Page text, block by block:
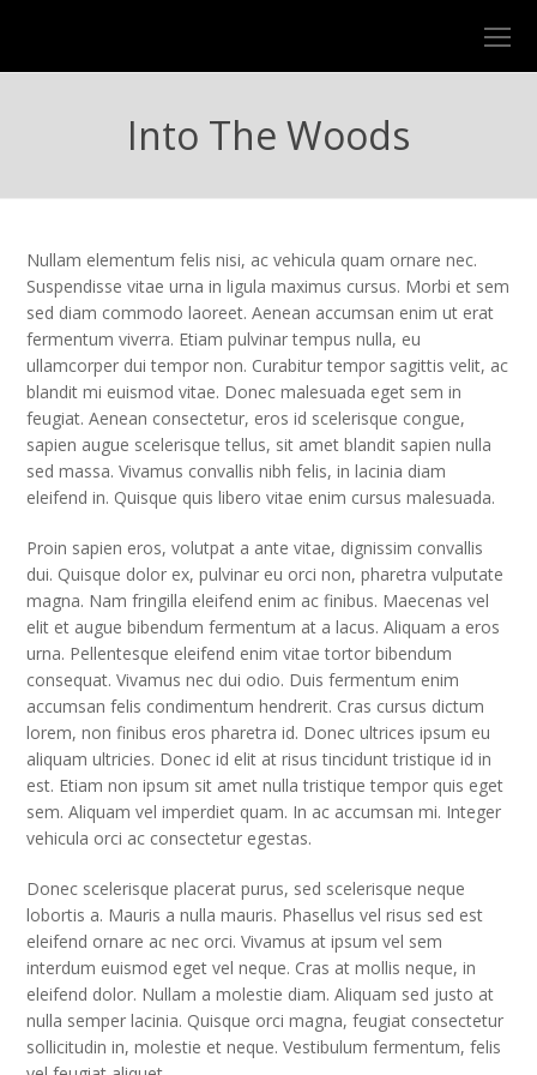
Into The Woods
Nullam elementum felis nisi, ac vehicula quam ornare nec.
Suspendisse vitae urna in ligula maximus cursus. Morbi et sem
sed diam commodo laoreet. Aenean accumsan enim ut erat
fermentum viverra. Etiam pulvinar tempus nulla, eu
ullamcorper dui tempor non. Curabitur tempor sagittis velit, ac
blandit mi euismod vitae. Donec malesuada eget sem in
feugiat. Aenean consectetur, eros id scelerisque congue,
sapien augue scelerisque tellus, sit amet blandit sapien nulla
sed massa. Vivamus convallis nibh felis, in lacinia diam
eleifend in. Quisque quis libero vitae enim cursus malesuada.
Proin sapien eros, volutpat a ante vitae, dignissim convallis
dui. Quisque dolor ex, pulvinar eu orci non, pharetra vulputate
magna. Nam fringilla eleifend enim ac finibus. Maecenas vel
elit et augue bibendum fermentum at a lacus. Aliquam a eros
urna. Pellentesque eleifend enim vitae tortor bibendum
consequat. Vivamus nec dui odio. Duis fermentum enim
accumsan felis condimentum hendrerit. Cras cursus dictum
lorem, non finibus eros pharetra id. Donec ultrices ipsum eu
aliquam ultricies. Donec id elit at risus tincidunt tristique id in
est. Etiam non ipsum sit amet nulla tristique tempor quis eget
sem. Aliquam vel imperdiet quam. In ac accumsan mi. Integer
vehicula orci ac consectetur egestas.
Donec scelerisque placerat purus, sed scelerisque neque
lobortis a. Mauris a nulla mauris. Phasellus vel risus sed est
eleifend ornare ac nec orci. Vivamus at ipsum vel sem
interdum euismod eget vel neque. Cras at mollis neque, in
eleifend dolor. Nullam a molestie diam. Aliquam sed justo at
nulla semper lacinia. Quisque orci magna, feugiat consectetur
sollicitudin in, molestie et neque. Vestibulum fermentum, felis